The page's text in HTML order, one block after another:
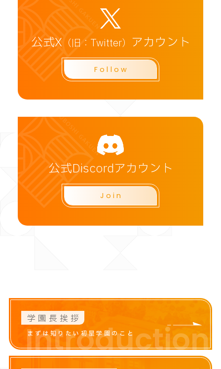
公式X（旧：Twitter） アカウント
Follow
公式Discordアカウント
Join
Introduction
学園長挨拶
まずは知りたい初星学園のこと